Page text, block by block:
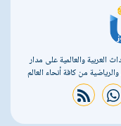
العربية والعالمية على مدار
من كافة أنحاء العالم
whatsapp
rss feed